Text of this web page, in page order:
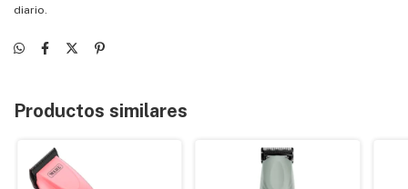
diario.
Productos similares